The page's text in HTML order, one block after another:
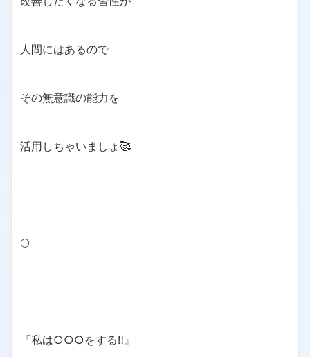
人間にはあるので
その無意識の能力を
活用しちゃいましょ🥰
🌕
『私は○○○をする‼️』